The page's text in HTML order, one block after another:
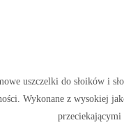
uszczelki do słoików i
Wykonane z wysokiej
przeciekającymi